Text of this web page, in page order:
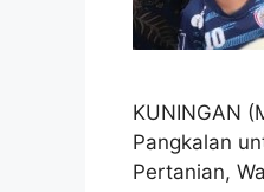
KUNINGAN
Pangkalan
Pertanian,